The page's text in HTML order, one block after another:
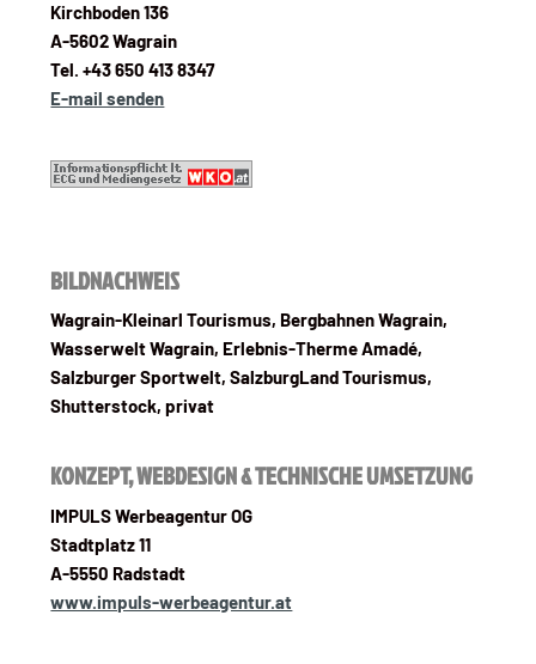
Kirchboden 136
A-5602 Wagrain
Tel. +43 650 413 8347
E-mail senden
BILDNACHWEIS
Wagrain-Kleinarl Tourismus, Bergbahnen Wagrain,
Wasserwelt Wagrain, Erlebnis-Therme Amadé,
Salzburger Sportwelt, SalzburgLand Tourismus,
Shutterstock, privat
KONZEPT, WEBDESIGN & TECHNISCHE UMSETZUNG
IMPULS Werbeagentur OG
Stadtplatz 11
A-5550 Radstadt
www.impuls-werbeagentur.at